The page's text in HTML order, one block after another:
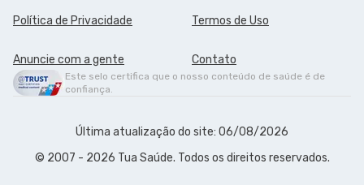
Política de Privacidade Termos de Uso
Anuncie com a gente Contato
Este selo certifica que o nosso conteúdo de saúde é de
confiança.
Última atualização do site: 06/08/2026
© 2007 - 2026 Tua Saúde. Todos os direitos reservados.